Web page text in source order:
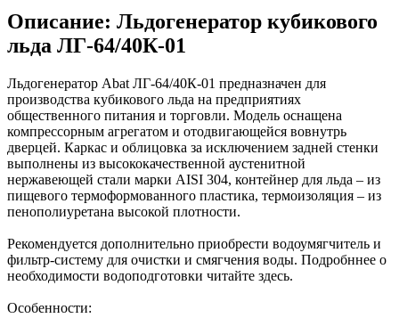
Описание: Льдогенератор кубикового
льда ЛГ-64/40К-01
Льдогенератор Abat ЛГ-64/40К-01 предназначен для
производства кубикового льда на предприятиях
общественного питания и торговли. Модель оснащена
компрессорным агрегатом и отодвигающейся вовнутрь
дверцей. Каркас и облицовка за исключением задней стенки
выполнены из высококачественной аустенитной
нержавеющей стали марки AISI 304, контейнер для льда – из
пищевого термоформованного пластика, термоизоляция – из
пенополиуретана высокой плотности.
Рекомендуется дополнительно приобрести водоумягчитель и
фильтр-систему для очистки и смягчения воды. Подробннее о
необходимости водоподготовки читайте здесь.
Особенности: